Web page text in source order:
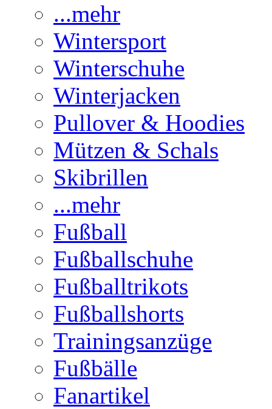
...mehr
Wintersport
Winterschuhe
Winterjacken
Pullover & Hoodies
Mützen & Schals
Skibrillen
...mehr
Fußball
Fußballschuhe
Fußballtrikots
Fußballshorts
Trainingsanzüge
Fußbälle
Fanartikel